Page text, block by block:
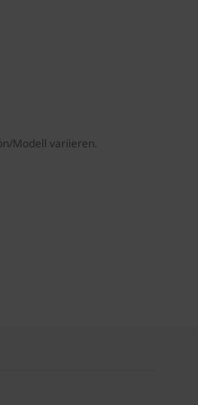
Modell variieren.